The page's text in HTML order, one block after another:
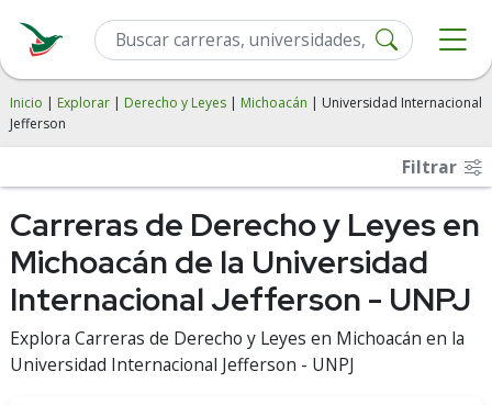
Inicio | Explorar | Derecho y Leyes | Michoacán | Universidad Internacional
Jefferson
Filtrar
Carreras de Derecho y Leyes en
Michoacán de la Universidad
Internacional Jefferson - UNPJ
Explora Carreras de Derecho y Leyes en Michoacán en la
Universidad Internacional Jefferson - UNPJ